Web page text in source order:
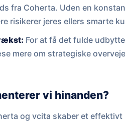
fra Coherta. Uden en
risikerer jeres ellers smarte
For at få det fulde
mere om strategiske
vi hinanden?
og vcita skaber et